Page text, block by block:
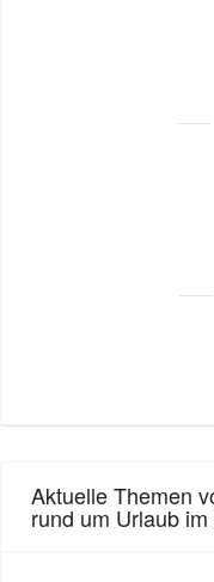
Aktuelle Themen
rund um Urlaub